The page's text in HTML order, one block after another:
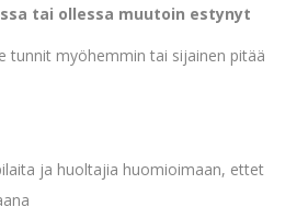
tai ollessa muutoin estynyt
tunnit myöhemmin tai sijainen pitää
ja huoltajia huomioimaan, ettet